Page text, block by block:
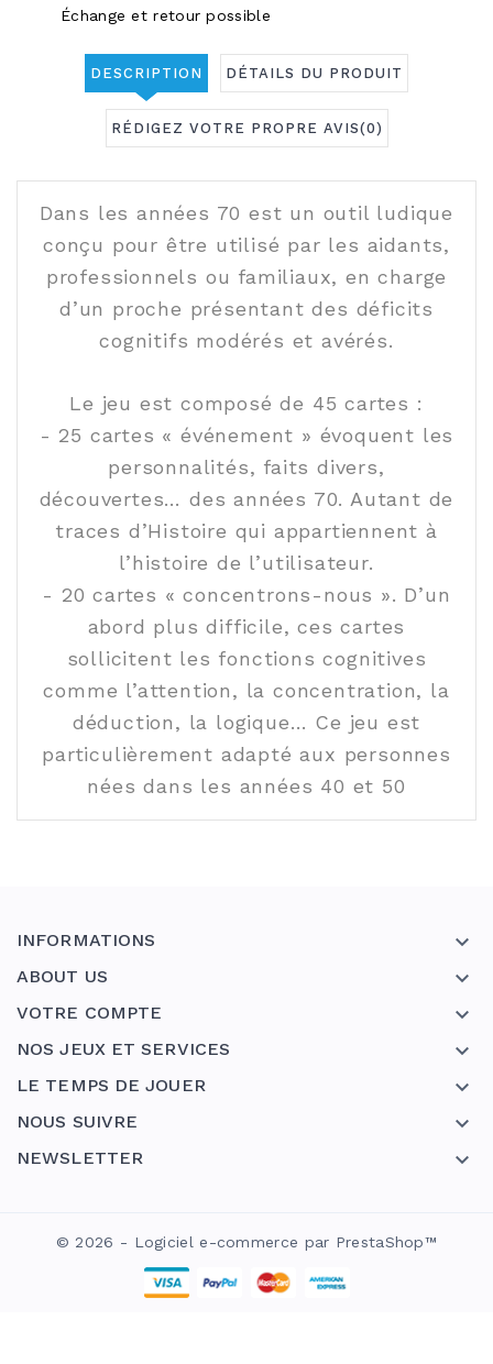
Échange et retour possible
DESCRIPTION DÉTAILS DU PRODUIT
RÉDIGEZ VOTRE PROPRE AVIS(0)
Dans les années 70 est un outil ludique
conçu pour être utilisé par les aidants,
professionnels ou familiaux, en charge
d’un proche présentant des déficits
cognitifs modérés et avérés.
Le jeu est composé de 45 cartes :
- 25 cartes « événement » évoquent les
personnalités, faits divers,
découvertes… des années 70. Autant de
traces d’Histoire qui appartiennent à
l’histoire de l’utilisateur.
- 20 cartes « concentrons-nous ». D’un
abord plus difficile, ces cartes
sollicitent les fonctions cognitives
comme l’attention, la concentration, la
déduction, la logique… Ce jeu est
particulièrement adapté aux personnes
nées dans les années 40 et 50
INFORMATIONS 
ABOUT US 
VOTRE COMPTE 
NOS JEUX ET SERVICES 
LE TEMPS DE JOUER 
NOUS SUIVRE 
NEWSLETTER 
© 2026 - Logiciel e-commerce par PrestaShop™